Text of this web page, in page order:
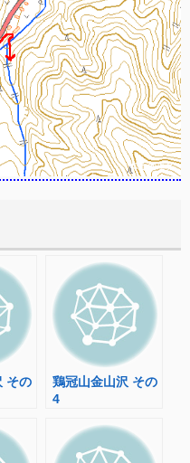
その
鶏冠山金山沢 その
4